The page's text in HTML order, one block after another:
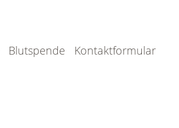
Blutspende Kontaktformular